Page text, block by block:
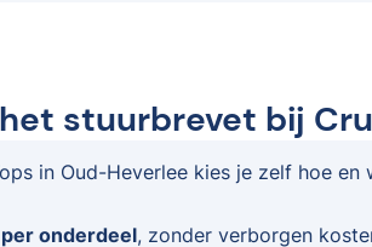
stuurbrevet bij
in Oud-Heverlee kies je zelf hoe en
per onderdeel, zonder verborgen